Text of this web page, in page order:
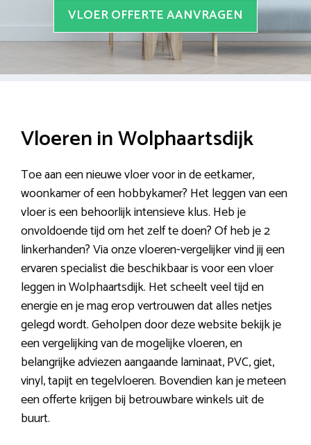
VLOER OFFERTE AANVRAGEN
Vloeren in Wolphaartsdijk
Toe aan een nieuwe vloer voor in de eetkamer,
woonkamer of een hobbykamer? Het leggen van een
vloer is een behoorlijk intensieve klus. Heb je
onvoldoende tijd om het zelf te doen? Of heb je 2
linkerhanden? Via onze vloeren-vergelijker vind jij een
ervaren specialist die beschikbaar is voor een vloer
leggen in Wolphaartsdijk. Het scheelt veel tijd en
energie en je mag erop vertrouwen dat alles netjes
gelegd wordt. Geholpen door deze website bekijk je
een vergelijking van de mogelijke vloeren, en
belangrijke adviezen aangaande laminaat, PVC, giet,
vinyl, tapijt en tegelvloeren. Bovendien kan je meteen
een offerte krijgen bij betrouwbare winkels uit de
buurt.